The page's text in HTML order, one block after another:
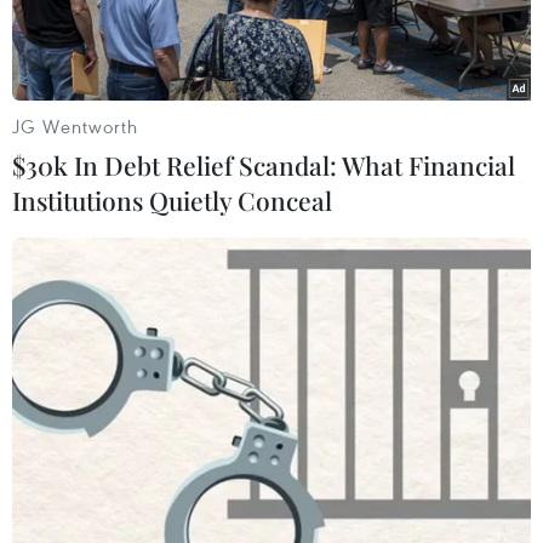
quốc tế.
Lãnh đạo 2 bên tham gia ký kết. (Ảnh: PV/Vietnam+)
Chiều 16/10 tại Hà Nội, Ngân hàng Thương mại
cổ phần Sài Gòn-Hà Nội (SHB) đã ký thỏa thuận
hợp tác (MOU) với Ngân hàng Busan thuộc Tập
JG Wentworth
$30k In Debt Relief Scandal: What Financial
Institutions Quietly Conceal